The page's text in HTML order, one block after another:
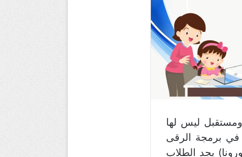
ليس لها
في برمجة الرقى
يجد الطلاب